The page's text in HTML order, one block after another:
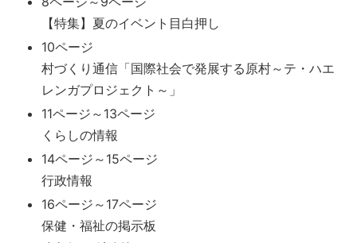
【特集】夏のイベント目白押し
10ページ
村づくり通信「国際社会で発展する原村～テ・ハエ
レンガプロジェクト～」
11ページ～13ページ
くらしの情報
14ページ～15ページ
行政情報
16ページ～17ページ
保健・福祉の掲示板